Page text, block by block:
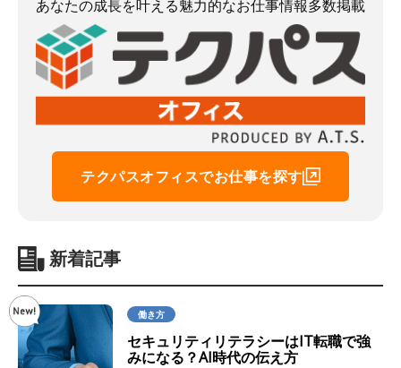
あなたの成長を叶える魅力的なお仕事情報多数掲載
テクパスオフィスでお仕事を探す
新着記事
働き方
セキュリティリテラシーはIT転職で強
みになる？AI時代の伝え方